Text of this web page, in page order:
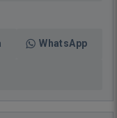
WhatsApp